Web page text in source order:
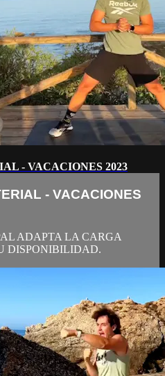
- VACACIONES 2023
- VACACIONES
ADAPTA LA CARGA
DISPONIBILIDAD.